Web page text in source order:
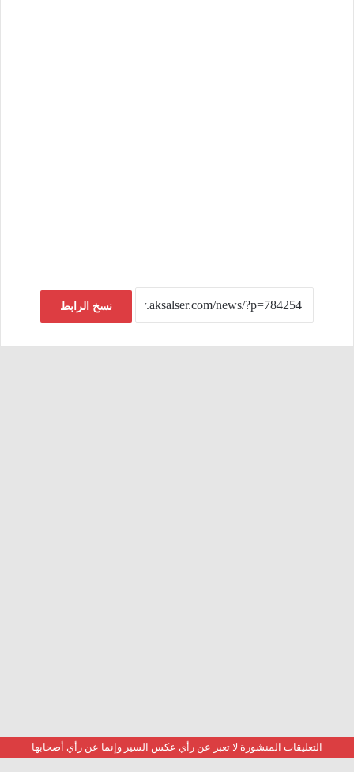
نسخ الرابط
التعليقات المنشورة لا تعبر عن رأي عكس السير وإنما عن رأي أصحابها